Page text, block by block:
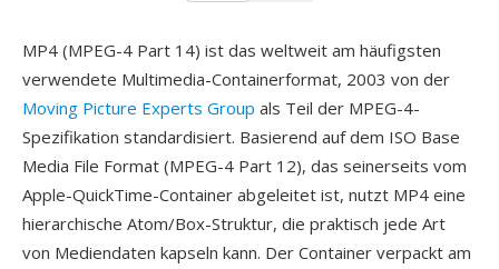
MP4 (MPEG-4 Part 14) ist das weltweit am häufigsten
verwendete Multimedia-Containerformat, 2003 von der
Moving Picture Experts Group als Teil der MPEG-4-
Spezifikation standardisiert. Basierend auf dem ISO Base
Media File Format (MPEG-4 Part 12), das seinerseits vom
Apple-QuickTime-Container abgeleitet ist, nutzt MP4 eine
hierarchische Atom/Box-Struktur, die praktisch jede Art
von Mediendaten kapseln kann. Der Container verpackt am